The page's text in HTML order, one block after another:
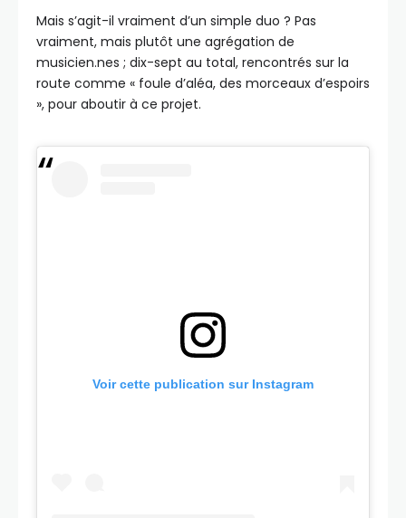
Mais s’agit-il vraiment d’un simple duo ? Pas
vraiment, mais plutôt une agrégation de
musicien.nes ; dix-sept au total, rencontrés sur la
route comme « foule d’aléa, des morceaux d’espoirs
», pour aboutir à ce projet.
Voir cette publication sur Instagram